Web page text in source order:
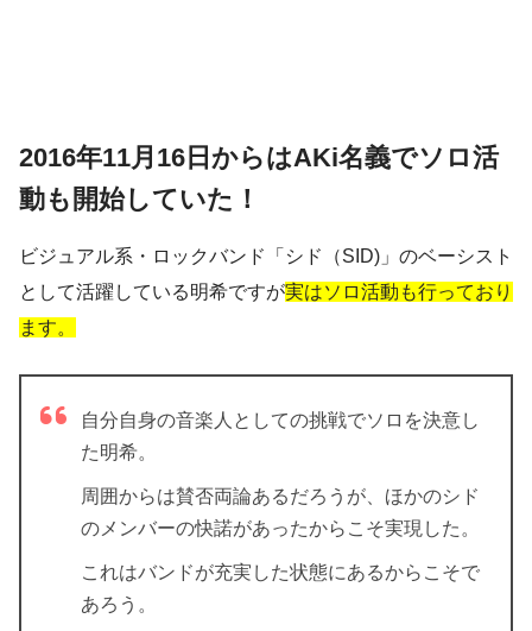
2016年11月16日からはAKi名義でソロ活
動も開始していた！
ビジュアル系・ロックバンド「シド（SID)」のベーシスト
として活躍している明希ですが実はソロ活動も行っており
ます。
自分自身の音楽人としての挑戦でソロを決意し
た明希。
周囲からは賛否両論あるだろうが、ほかのシド
のメンバーの快諾があったからこそ実現した。
これはバンドが充実した状態にあるからこそで
あろう。